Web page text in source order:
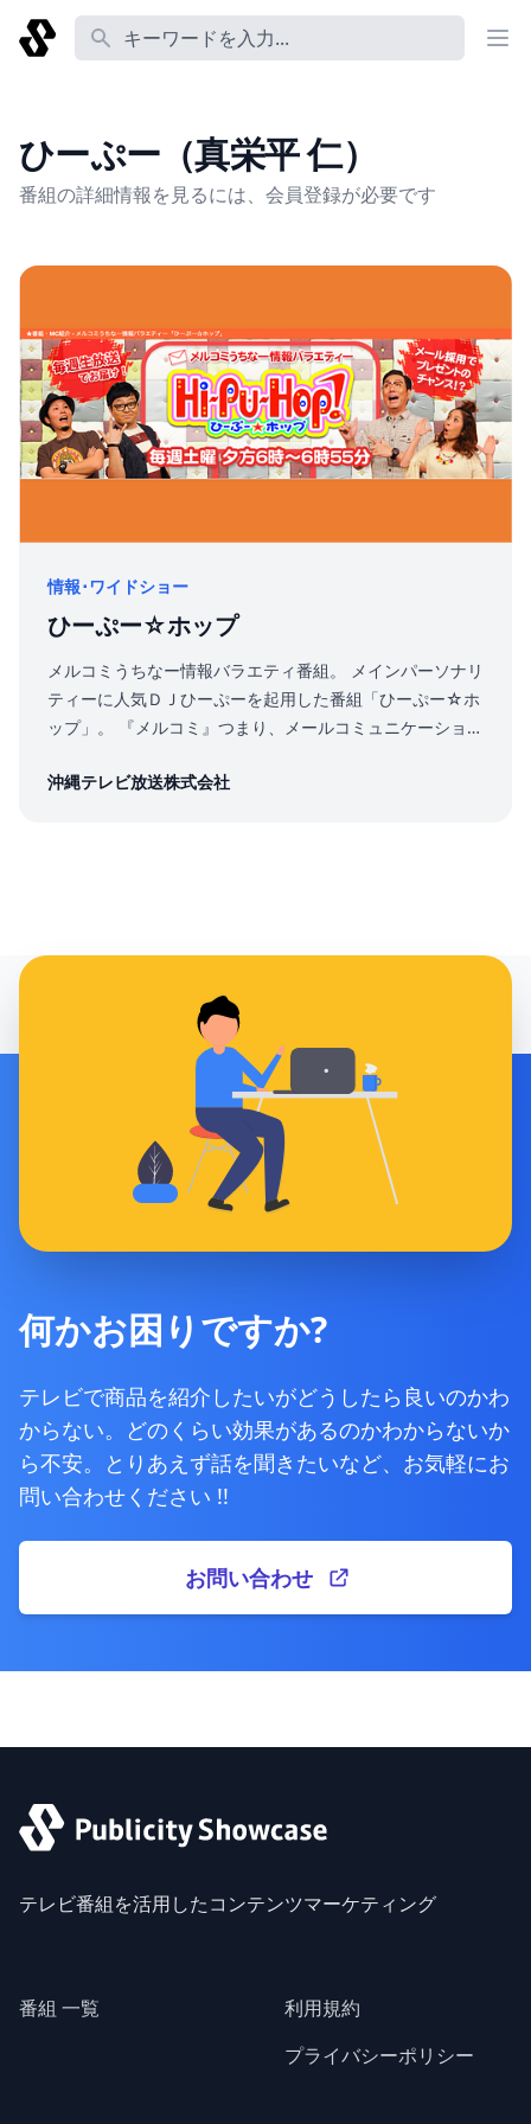
番組名 あるいは コーナー名 あるいは 説明 あるい
ひーぷー（真栄平 仁）
番組の詳細情報を見るには、会員登録が必要です
情報･ワイドショー
ひーぷー☆ホップ
メルコミうちなー情報バラエティ番組。 メインパーソナリ
ティーに人気ＤＪひーぷーを起用した番組「ひーぷー☆ホ
ップ」。 『メルコミ』つまり、メールコミュニケーション
「不思議なウワサ話し」などを沖縄中に発信していく、ラ
沖縄テレビ放送株式会社
何かお困りですか?
テレビで商品を紹介したいがどうしたら良いのかわ
からない。どのくらい効果があるのかわからないか
ら不安。とりあえず話を聞きたいなど、お気軽にお
問い合わせください !!
お問い合わせ
テレビ番組を活用したコンテンツマーケティング
番組 一覧
利用規約
プライバシーポリシー